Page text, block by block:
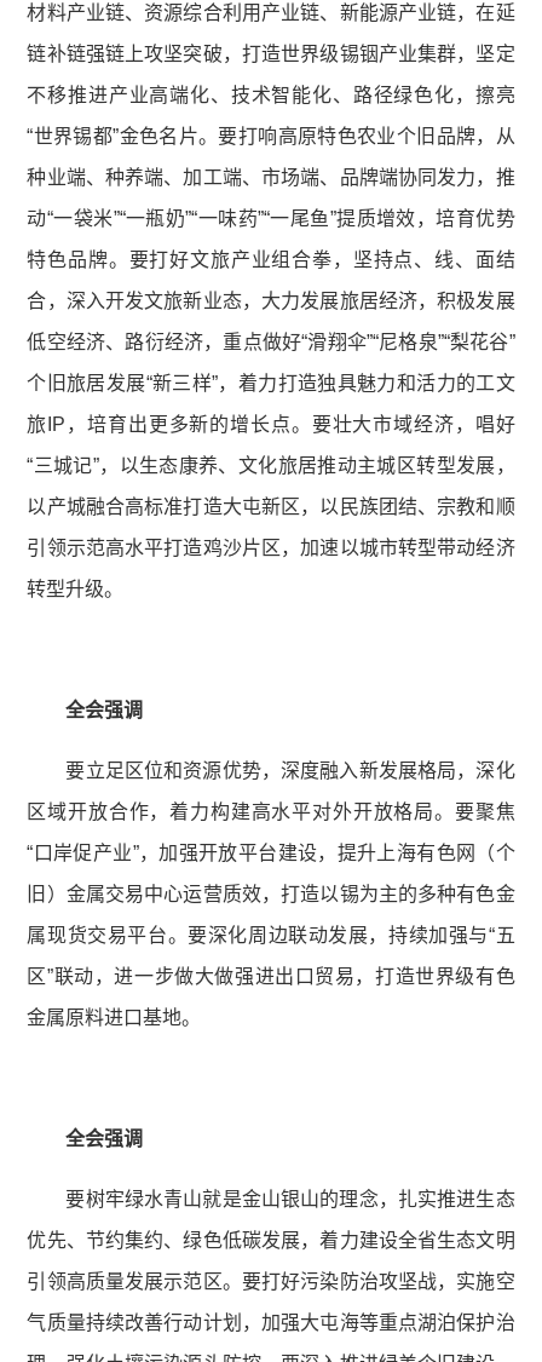
材料产业链、资源综合利用产业链、新能源产业链，在延
链补链强链上攻坚突破，打造世界级锡铟产业集群，坚定
不移推进产业高端化、技术智能化、路径绿色化，擦亮
“世界锡都”金色名片。要打响高原特色农业个旧品牌，从
种业端、种养端、加工端、市场端、品牌端协同发力，推
动“一袋米”“一瓶奶”“一味药”“一尾鱼”提质增效，培育优势
特色品牌。要打好文旅产业组合拳，坚持点、线、面结
合，深入开发文旅新业态，大力发展旅居经济，积极发展
低空经济、路衍经济，重点做好“滑翔伞”“尼格泉”“梨花谷”
个旧旅居发展“新三样”，着力打造独具魅力和活力的工文
旅IP，培育出更多新的增长点。要壮大市域经济，唱好
“三城记”，以生态康养、文化旅居推动主城区转型发展，
以产城融合高标准打造大屯新区，以民族团结、宗教和顺
引领示范高水平打造鸡沙片区，加速以城市转型带动经济
转型升级。
全会强调
要立足区位和资源优势，深度融入新发展格局，深化
区域开放合作，着力构建高水平对外开放格局。要聚焦
“口岸促产业”，加强开放平台建设，提升上海有色网（个
旧）金属交易中心运营质效，打造以锡为主的多种有色金
属现货交易平台。要深化周边联动发展，持续加强与“五
区”联动，进一步做大做强进出口贸易，打造世界级有色
金属原料进口基地。
全会强调
要树牢绿水青山就是金山银山的理念，扎实推进生态
优先、节约集约、绿色低碳发展，着力建设全省生态文明
引领高质量发展示范区。要打好污染防治攻坚战，实施空
气质量持续改善行动计划，加强大屯海等重点湖泊保护治